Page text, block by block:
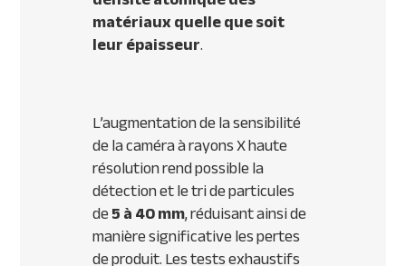
matériaux quelle que soit
leur épaisseur.
L’augmentation de la sensibilité
de la caméra à rayons X haute
résolution rend possible la
détection et le tri de particules
de5 à 40 mm, réduisant ainsi de
manière significative les pertes
de produit. Les tests exhaustifs